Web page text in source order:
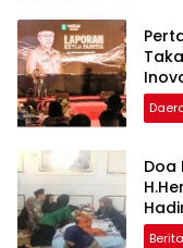
Doa
Berita